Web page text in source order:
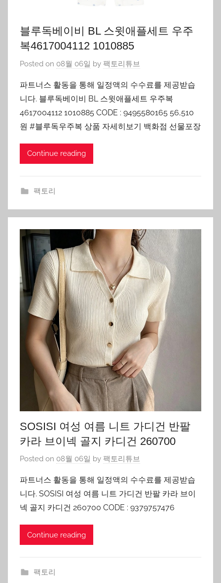
블루독베이비 BL 스윗애플세트 우주
복4617004112 1010885
Posted on 08월 06일 by 팩토리튜브
파트너스 활동을 통해 일정액의 수수료를 제공받습
니다. 블루독베이비 BL 스윗애플세트 우주복
4617004112 1010885 CODE : 9495580165 56,510
원 #블루독우주복 상품 자세히보기 백화점 선물포장
Continue reading
팩토리
SOSISI 여성 여름 니트 가디건 반팔
카라 브이넥 골지 카디건 260700
Posted on 08월 06일 by 팩토리튜브
파트너스 활동을 통해 일정액의 수수료를 제공받습
니다. SOSISI 여성 여름 니트 가디건 반팔 카라 브이
넥 골지 카디건 260700 CODE : 9379757476
Continue reading
팩토리